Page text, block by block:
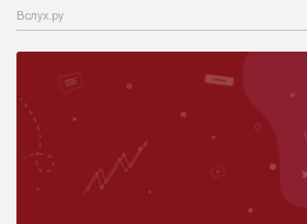
Вслух.ру